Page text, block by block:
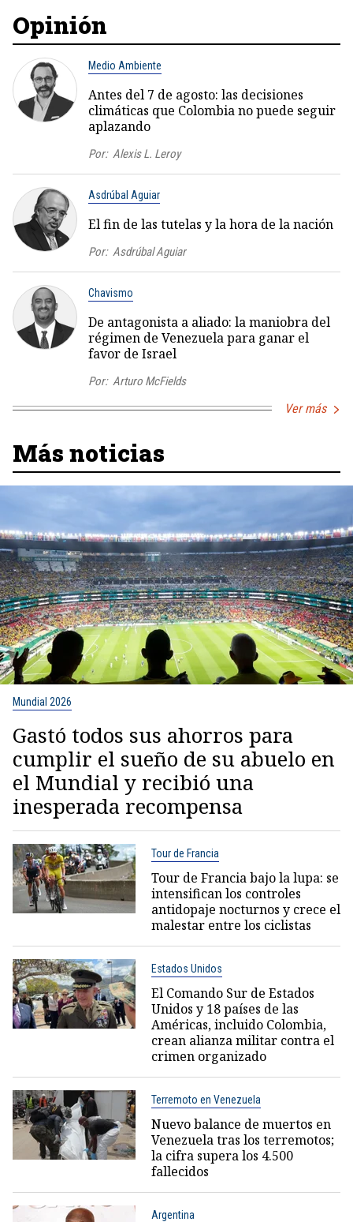
Opinión
Medio Ambiente
Antes del 7 de agosto: las decisiones
climáticas que Colombia no puede seguir
aplazando
Por: Alexis L. Leroy
Asdrúbal Aguiar
El fin de las tutelas y la hora de la nación
Por: Asdrúbal Aguiar
Chavismo
De antagonista a aliado: la maniobra del
régimen de Venezuela para ganar el
favor de Israel
Por: Arturo McFields
Ver más
Más noticias
Mundial 2026
Gastó todos sus ahorros para
cumplir el sueño de su abuelo en
el Mundial y recibió una
inesperada recompensa
Tour de Francia
Tour de Francia bajo la lupa: se
intensifican los controles
antidopaje nocturnos y crece el
malestar entre los ciclistas
Estados Unidos
El Comando Sur de Estados
Unidos y 18 países de las
Américas, incluido Colombia,
crean alianza militar contra el
crimen organizado
Terremoto en Venezuela
Nuevo balance de muertos en
Venezuela tras los terremotos;
la cifra supera los 4.500
fallecidos
Argentina